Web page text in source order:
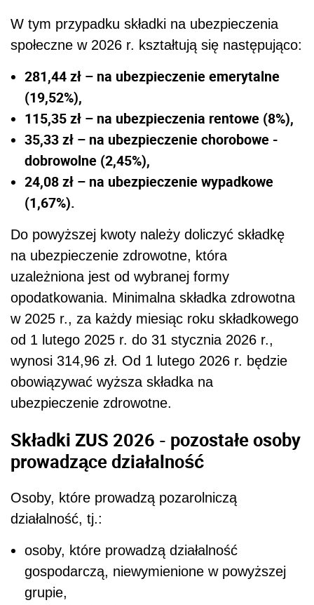
W tym przypadku składki na ubezpieczenia
społeczne w 2026 r. kształtują się następująco:
281,44 zł – na ubezpieczenie emerytalne
(19,52%),
115,35 zł – na ubezpieczenia rentowe (8%),
35,33 zł – na ubezpieczenie chorobowe -
dobrowolne (2,45%),
24,08 zł – na ubezpieczenie wypadkowe
(1,67%).
Do powyższej kwoty należy doliczyć składkę
na ubezpieczenie zdrowotne, która
uzależniona jest od wybranej formy
opodatkowania. Minimalna składka zdrowotna
w 2025 r., za każdy miesiąc roku składkowego
od 1 lutego 2025 r. do 31 stycznia 2026 r.,
wynosi 314,96 zł. Od 1 lutego 2026 r. będzie
obowiązywać wyższa składka na
ubezpieczenie zdrowotne.
Składki ZUS 2026 - pozostałe osoby
prowadzące działalność
Osoby, które prowadzą pozarolniczą
działalność, tj.:
osoby, które prowadzą działalność
gospodarczą, niewymienione w powyższej
grupie,